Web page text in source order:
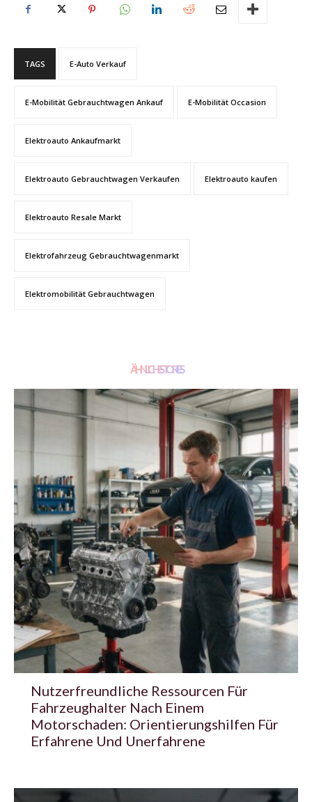
TAGS E-Auto Verkauf
E-Mobilität Gebrauchtwagen Ankauf E-Mobilität Occasion
Elektroauto Ankaufmarkt
Elektroauto Gebrauchtwagen Verkaufen Elektroauto kaufen
Elektroauto Resale Markt
Elektrofahrzeug Gebrauchtwagenmarkt
Elektromobilität Gebrauchtwagen
ÄHNLICHE STORIES
Nutzerfreundliche Ressourcen Für
Fahrzeughalter Nach Einem
Motorschaden: Orientierungshilfen Für
Erfahrene Und Unerfahrene